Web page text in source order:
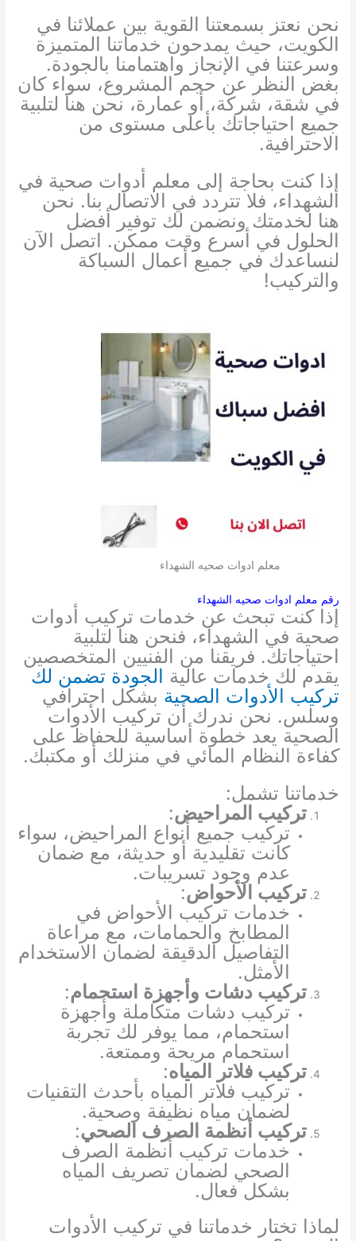
نحن نعتز بسمعتنا القوية بين عملائنا في
الكويت، حيث يمدحون خدماتنا المتميزة
وسرعتنا في الإنجاز واهتمامنا بالجودة.
بغض النظر عن حجم المشروع، سواء كان
في شقة، شركة، أو عمارة، نحن هنا لتلبية
جميع احتياجاتك بأعلى مستوى من
الاحترافية.
إذا كنت بحاجة إلى معلم أدوات صحية في
الشهداء، فلا تتردد في الاتصال بنا. نحن
هنا لخدمتك ونضمن لك توفير أفضل
الحلول في أسرع وقت ممكن. اتصل الآن
لنساعدك في جميع أعمال السباكة
والتركيب!
معلم ادوات صحيه الشهداء
رقم معلم ادوات صحيه الشهداء
إذا كنت تبحث عن خدمات تركيب أدوات
صحية في الشهداء، فنحن هنا لتلبية
احتياجاتك. فريقنا من الفنيين المتخصصين
يقدم لك خدمات عالية الجودة تضمن لك
تركيب الأدوات الصحية بشكل احترافي
وسلس. نحن ندرك أن تركيب الأدوات
الصحية يعد خطوة أساسية للحفاظ على
كفاءة النظام المائي في منزلك أو مكتبك.
خدماتنا تشمل:
تركيب المراحيض:
تركيب جميع أنواع المراحيض، سواء
كانت تقليدية أو حديثة، مع ضمان
عدم وجود تسريبات.
تركيب الأحواض:
خدمات تركيب الأحواض في
المطابخ والحمامات، مع مراعاة
التفاصيل الدقيقة لضمان الاستخدام
الأمثل.
تركيب دشات وأجهزة استحمام:
تركيب دشات متكاملة وأجهزة
استحمام، مما يوفر لك تجربة
استحمام مريحة وممتعة.
تركيب فلاتر المياه:
تركيب فلاتر المياه بأحدث التقنيات
لضمان مياه نظيفة وصحية.
تركيب أنظمة الصرف الصحي:
خدمات تركيب أنظمة الصرف
الصحي لضمان تصريف المياه
بشكل فعال.
لماذا تختار خدماتنا في تركيب الأدوات